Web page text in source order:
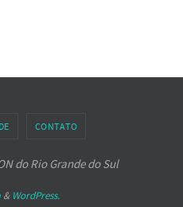
CONTATO
do Rio Grande do Sul
& WordPress.